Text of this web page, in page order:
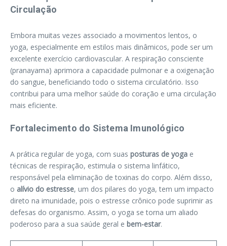
Circulação
Embora muitas vezes associado a movimentos lentos, o
yoga, especialmente em estilos mais dinâmicos, pode ser um
excelente exercício cardiovascular. A respiração consciente
(pranayama) aprimora a capacidade pulmonar e a oxigenação
do sangue, beneficiando todo o sistema circulatório. Isso
contribui para uma melhor saúde do coração e uma circulação
mais eficiente.
Fortalecimento do Sistema Imunológico
A prática regular de yoga, com suas posturas de yoga e
técnicas de respiração, estimula o sistema linfático,
responsável pela eliminação de toxinas do corpo. Além disso,
o alívio do estresse, um dos pilares do yoga, tem um impacto
direto na imunidade, pois o estresse crônico pode suprimir as
defesas do organismo. Assim, o yoga se torna um aliado
poderoso para a sua saúde geral e bem-estar.